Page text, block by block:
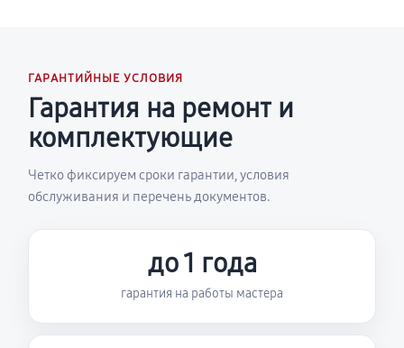
ГАРАНТИЙНЫЕ УСЛОВИЯ
Гарантия на ремонт и
комплектующие
Четко фиксируем сроки гарантии, условия
обслуживания и перечень документов.
до 1 года
гарантия на работы мастера